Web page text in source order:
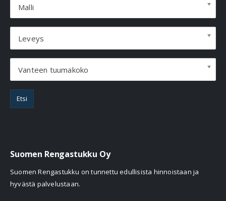
Malli
Leveys
Vanteen tuumakoko
Etsi
Suomen Rengastukku Oy
Suomen Rengastukku on tunnettu edullisista hinnoistaan ja
hyvästä palvelustaan.